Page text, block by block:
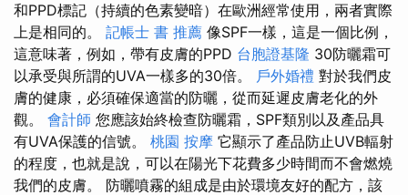
和PPD標記（持續的色素變暗）在歐洲經常使用，兩者實際
上是相同的。 記帳士 書 推薦 像SPF一樣，這是一個比例，
這意味著，例如，帶有皮膚的PPD 台胞證基隆 30防曬霜可
以承受與所謂的UVA一樣多的30倍​​。 戶外婚禮 對於我們皮
膚的健康，必須確保適當的防曬，從而延遲皮膚老化的外
觀。 會計師 您應該始終檢查防曬霜，SPF類別以及產品具
有UVA保護的信號。 桃園 按摩 它顯示了產品防止UVB輻射
的程度，也就是說，可以在陽光下花費多少時間而不會燃燒
我們的皮膚。 防曬噴霧的組成是由於環境友好的配方，該